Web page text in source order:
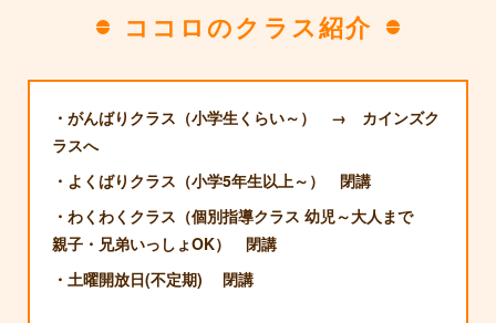
ココロのクラス紹介
・がんばりクラス（小学生くらい～） → カインズク
ラスへ
・よくばりクラス（小学5年生以上～） 閉講
・わくわくクラス （個別指導クラス 幼児～大人まで
親子・兄弟いっしょOK） 閉講
・土曜開放日(不定期) 閉講